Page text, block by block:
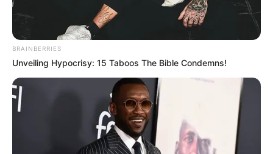
Lundi 3 Avril 2023 à CHANTILLY dans la Réunion
n°1 à 13h50 – PRIX DE LA CHARTREUSE – Plat – 1600
PRIX DE LA CHARTREUSE le
Pronostic de la presse PMU du
Quinté du jour de Bilto, Paris-
Turf, GENY, Tiercé-Magazine…
BRAINBERRIES
Unveiling Hypocrisy: 15 Taboos The Bible Condemns!